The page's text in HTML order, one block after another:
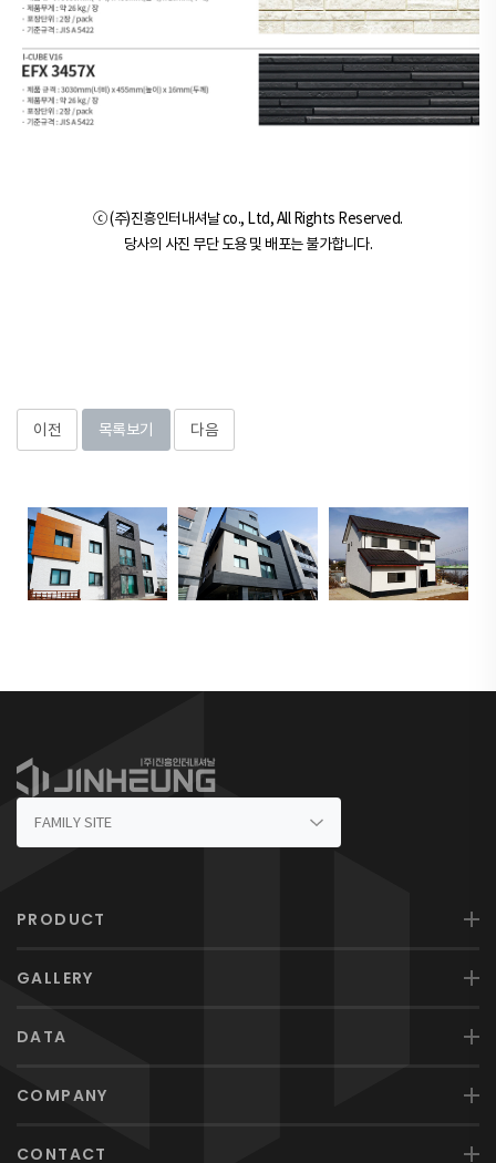
ⓒ (주)진흥인터내셔날 co., Ltd, All Rights Reserved.
당사의 사진 무단 도용 및 배포는 불가합니다.
이전 목록보기 다음
PRODUCT
GALLERY
DATA
COMPANY
CONTACT